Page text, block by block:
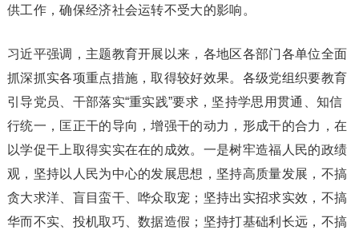
供工作，确保经济社会运转不受大的影响。
习近平强调，主题教育开展以来，各地区各部门各单位全面
抓深抓实各项重点措施，取得较好效果。各级党组织要教育
引导党员、干部落实“重实践”要求，坚持学思用贯通、知信
行统一，匡正干的导向，增强干的动力，形成干的合力，在
以学促干上取得实实在在的成效。一是树牢造福人民的政绩
观，坚持以人民为中心的发展思想，坚持高质量发展，不搞
贪大求洋、盲目蛮干、哗众取宠；坚持出实招求实效，不搞
华而不实、投机取巧、数据造假；坚持打基础利长远，不搞